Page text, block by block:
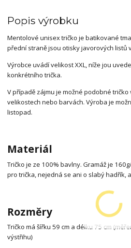
Popis výrobku
Mentolové unisex tričko je batikované
přední straně jsou otisky javorových listů
Výrobce uvádí velikost XXL, níže jou
konkrétního trička.
V případě zájmu je možné podobné tričko
velikostech nebo barvách. Výroba je
listopad.
Materiál
Tričko je ze 100% bavlny. Gramáž je
pro trička, nejedná se ani o slabý hadřík,
Rozměry
Tričko má šířku 59 cm a délku 75 cm
výstřihu)